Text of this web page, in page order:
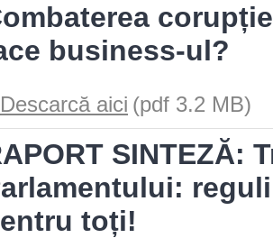
business-ul?
Descarcă aici (pdf 3.2 MB)
SINTEZĂ:
toți!